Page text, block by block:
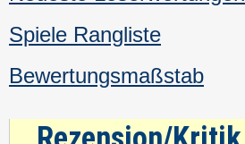
Spiele Rangliste
Bewertungsmaßstab